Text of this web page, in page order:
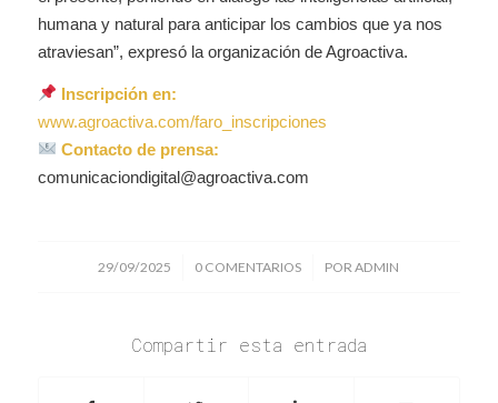
humana y natural para anticipar los cambios que ya nos
atraviesan”, expresó la organización de Agroactiva.
Inscripción en:
www.agroactiva.com/faro_inscripciones
Contacto de prensa:
comunicaciondigital@agroactiva.com
29/09/2025
/ 0 COMENTARIOS
/ PORADMIN
Compartir esta entrada